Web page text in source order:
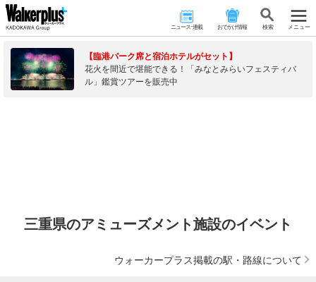
ニュース･連載 おでかけ情報 検 索 メニュー
【臨港パーク席と宿泊ホテルがセット】
花火を間近で堪能できる！「みなとみらいフェスティバ
ル」鑑賞ツアーを販売中
三重県のアミューズメント施設のイベント
ウォーカープラス掲載の駅・路線について